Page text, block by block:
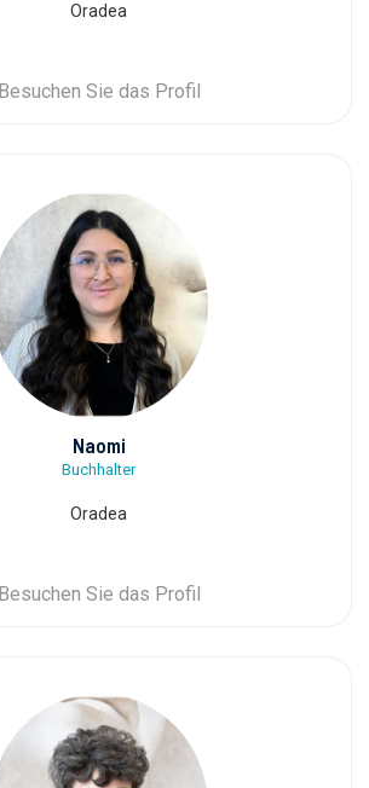
Oradea
Besuchen Sie das Profil
Naomi
Buchhalter
Oradea
Besuchen Sie das Profil